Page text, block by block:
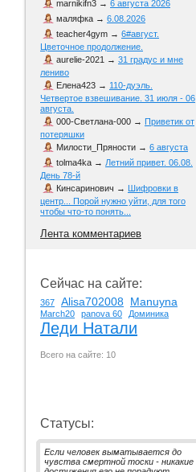
marnikifn3 → 6 августа 2026
маляфка → 6.08.2026
teacher4gym → 6#август.
Цветочное продолжение.
aurelie-2021 → 31 градус и мне
лениво
Елена423 → 110-дуэль.
Четвертое взвешивание. 31 июля - 06
августа.
000-Светлана-000 → Приветик от
потеряшки
Милости_Пряности → 6 августа
tolma4ka → Летний привет. 06.08.
День 78-й
Кинсаринович → Шифровки в
центр... Порой нужно уйти, для того
чтобы что-то понять...
Лента комментариев
Сейчас на сайте:
367 Alisa702008 Manuyna
March20 panova 60 Доминика
Леди Натали
Всего на сайте: 10
Статусы:
Если человек выматывается до
чувства смертной тоски - никакие